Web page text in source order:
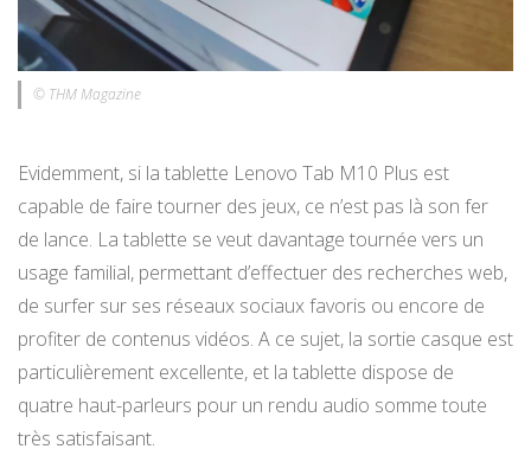
© THM Magazine
Evidemment, si la tablette Lenovo Tab M10 Plus est
capable de faire tourner des jeux, ce n’est pas là son fer
de lance. La tablette se veut davantage tournée vers un
usage familial, permettant d’effectuer des recherches web,
de surfer sur ses réseaux sociaux favoris ou encore de
profiter de contenus vidéos. A ce sujet, la sortie casque est
particulièrement excellente, et la tablette dispose de
quatre haut-parleurs pour un rendu audio somme toute
très satisfaisant.